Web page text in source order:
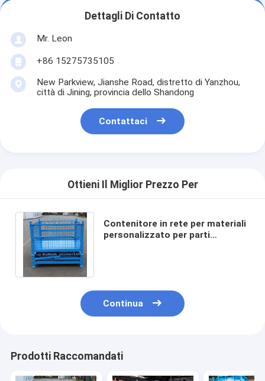
Dettagli Di Contatto
Mr. Leon
+86 15275735105
New Parkview, Jianshe Road, distretto di Yanzhou,
città di Jining, provincia dello Shandong
Contattaci
Ottieni Il Miglior Prezzo Per
Contenitore in rete per materiali
personalizzato per parti
Continua
Prodotti Raccomandati